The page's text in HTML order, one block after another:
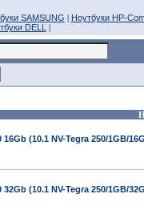
SAMSUNG | Ноутбуки HP-
DELL |
(10.1 NV-Tegra 250/1GB/
(10.1 NV-Tegra 250/1GB/